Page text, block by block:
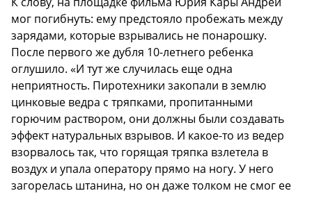
мог погибнуть: ему предстояло пробежать между
зарядами, которые взрывались не понарошку.
После первого же дубля 10-летнего ребенка
оглушило. «И тут же случилась еще одна
неприятность. Пиротехники закопали в землю
цинковые ведра с тряпками, пропитанными
горючим раствором, они должны были создавать
эффект натуральных взрывов. И какое-то из ведер
взорвалось так, что горящая тряпка взлетела в
воздух и упала оператору прямо на ногу. У него
загорелась штанина, но он даже толком не смог ее